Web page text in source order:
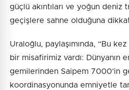
güçlü akıntıları ve yoğun
geçişlere sahne olduğuna
Uraloğlu, paylaşımında, “Bu
bir misafirimiz vardı: Dünyanın
gemilerinden Saipem 7000’in
koordinasyonunda emniyetle